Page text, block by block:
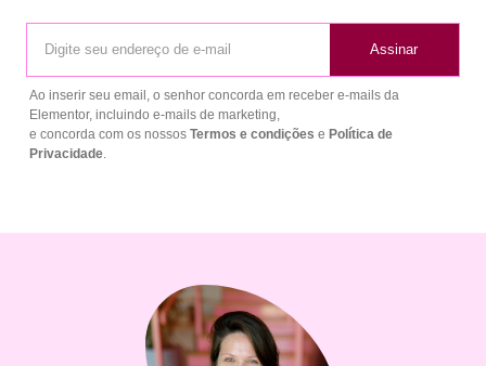
Assinar
Ao inserir seu email, o senhor concorda em receber e-mails da
Elementor, incluindo e-mails de marketing,
e concorda com os nossos Termos e condições e Política de
Privacidade.